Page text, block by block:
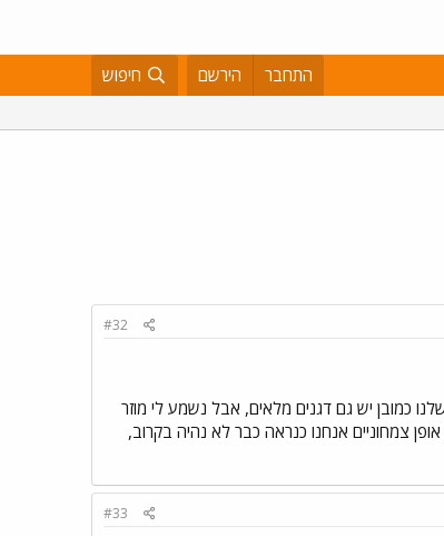
התחבר הירשם חיפוש
#32
כמובן יש גם דגנים מלאים, אבל נשמע לי מוזר
צמחוניים אנחנו כנראה כבר לא נהיה בקרוב,
#33